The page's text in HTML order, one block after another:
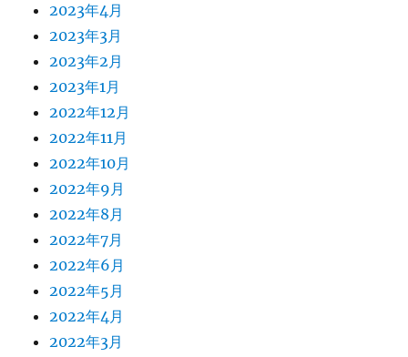
2023年4月
2023年3月
2023年2月
2023年1月
2022年12月
2022年11月
2022年10月
2022年9月
2022年8月
2022年7月
2022年6月
2022年5月
2022年4月
2022年3月